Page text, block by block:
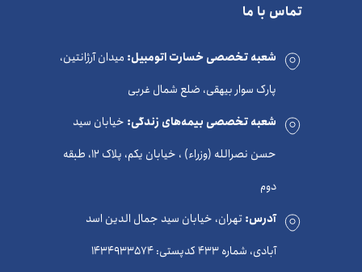
تماس با ما
شعبه تخصصی خسارت اتومبیل: میدان آرژانتین،
پارک سوار بیهقی، ضلع شمال غربی
شعبه تخصصی بیمه‌های زندگی: خیابان سید
حسن نصرالله (وزراء) ، خیابان یکم، پلاک 12، طبقه
دوم
آدرس:تهران، خیابان سید جمال الدین اسد
آبادی، شماره 433 کدپستی: 1434933574